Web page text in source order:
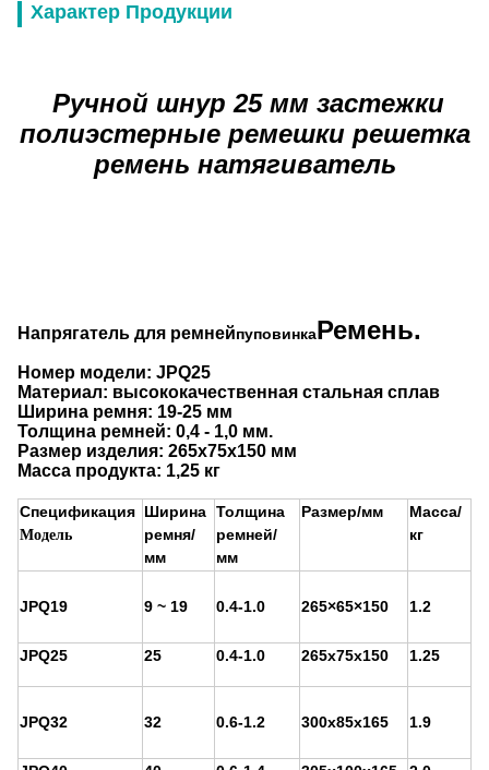
Характер Продукции
Ручной шнур 25 мм застежки
полиэстерные ремешки решетка
ремень натягиватель
Напрягатель для ремнейпуповинкаРемень.
Номер модели: JPQ25
Материал: высококачественная стальная сплав
Ширина ремня: 19-25 мм
Толщина ремней: 0,4 - 1,0 мм.
Размер изделия: 265x75x150 мм
Масса продукта: 1,25 кг
Спецификация
Модель
Ширина
ремня/
мм
Толщина
ремней/
мм
Размер/мм
Масса/
кг
JPQ19 9 ~ 19 0.4-1.0 265×65×150 1.2
JPQ25 25 0.4-1.0 265х75х150 1.25
JPQ32 32 0.6-1.2 300х85х165 1.9